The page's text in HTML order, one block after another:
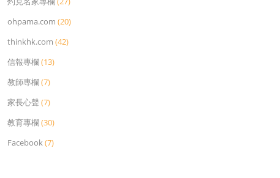
ohpama.com (20)
thinkhk.com (42)
信報專欄(13)
教師專欄(7)
家長心聲 (7)
教育專欄(30)
Facebook(7)